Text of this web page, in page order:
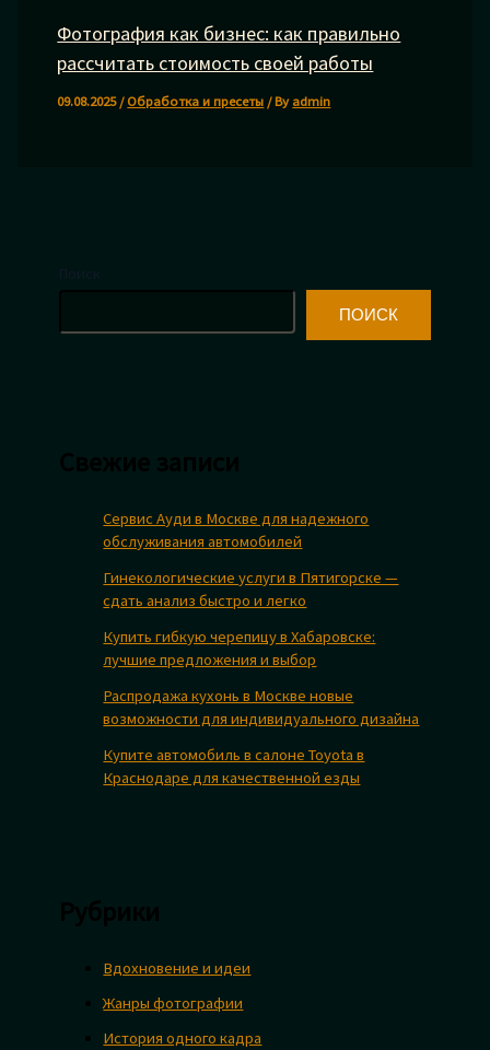
Фотография как бизнес: как правильно
рассчитать стоимость своей работы
09.08.2025/Обработка и пресеты / Byadmin
ПОИСК
Сервис Ауди в Москве для надежного
обслуживания автомобилей
Гинекологические услуги в Пятигорске —
сдать анализ быстро и легко
Купить гибкую черепицу в Хабаровске:
лучшие предложения и выбор
Распродажа кухонь в Москве новые
возможности для индивидуального дизайна
Купите автомобиль в салоне Toyota в
Краснодаре для качественной езды
Вдохновение и идеи
Жанры фотографии
История одного кадра